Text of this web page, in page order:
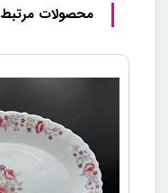
محصولات مرتبط